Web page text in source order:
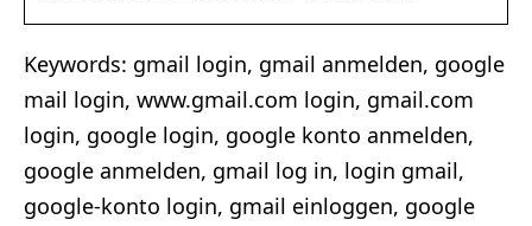
Keywords: gmail login, gmail anmelden, google
mail login, www.gmail.com login, gmail.com
login, google login, google konto anmelden,
google anmelden, gmail log in, login gmail,
google-konto login, gmail einloggen, google